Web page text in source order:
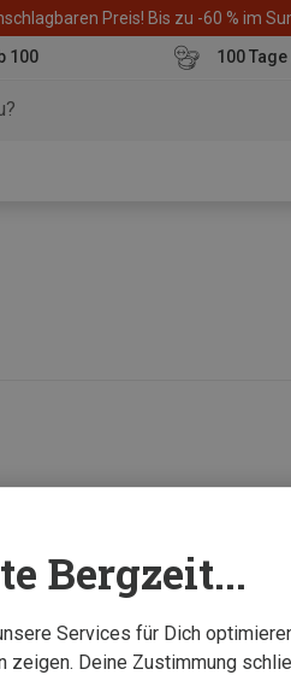
Preis! Bis zu -60 % im
100
100
Bergzeit...
Services für Dich
Deine Zustimmung